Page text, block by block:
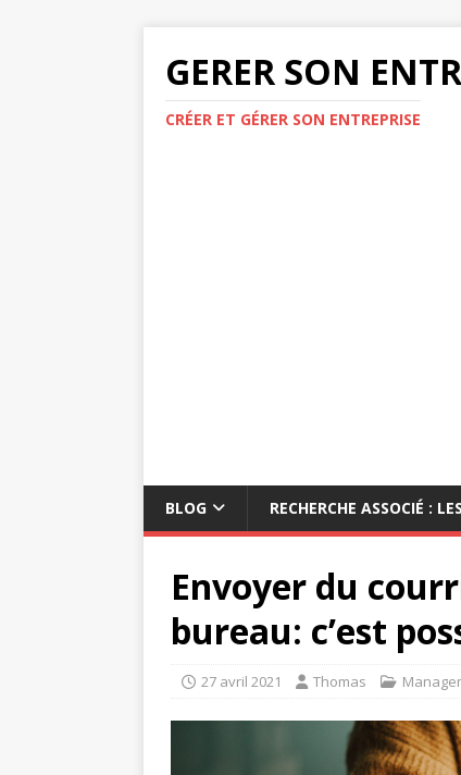
GERER SON
CRÉER ET GÉRER SON ENTREPRISE
BLOG RECHERCHE ASSOCIÉ :
Envoyer du
bureau: c’est
27 avril 2021 Thomas